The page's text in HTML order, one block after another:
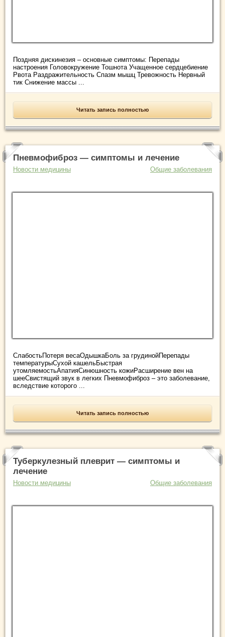
Поздняя дискинезия – основные симптомы: Перепады
настроения Головокружение Тошнота Учащенное сердцебиение
Рвота Раздражительность Спазм мышц Тревожность Нервный
тик Снижение массы ...
Читать запись полностью
Пневмофиброз — симптомы и лечение
Новости медицины Общие заболевания
СлабостьПотеря весаОдышкаБоль за грудинойПерепады
температурыСухой кашельБыстрая
утомляемостьАпатияСинюшность кожиРасширение вен на
шееСвистящий звук в легких Пневмофиброз – это заболевание,
вследствие которого ...
Читать запись полностью
Туберкулезный плеврит — симптомы и
лечение
Новости медицины Общие заболевания